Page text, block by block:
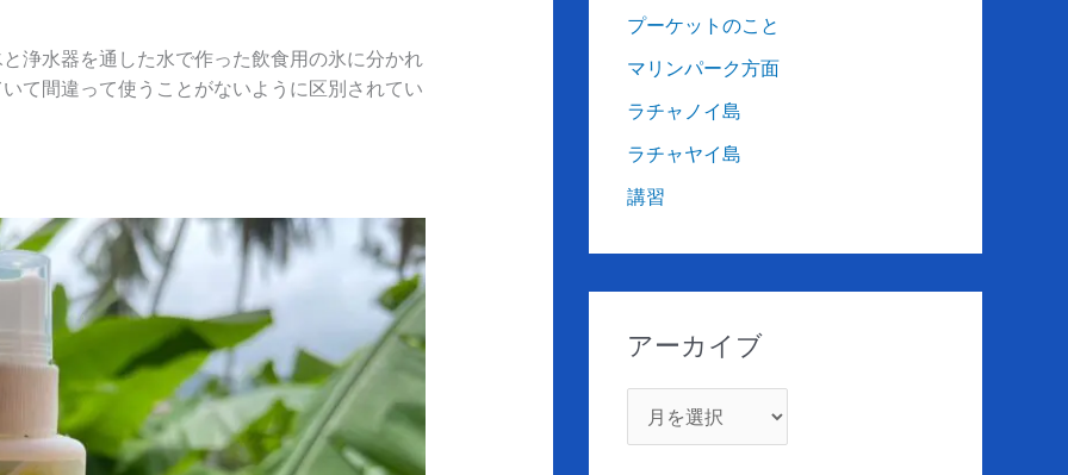
浄水器を通した水で作った飲食用の氷に分かれ
て間違って使うことがないように区別されてい
プーケットのこと
マリンパーク方面
ラチャノイ島
ラチャヤイ島
講習
アーカイブ